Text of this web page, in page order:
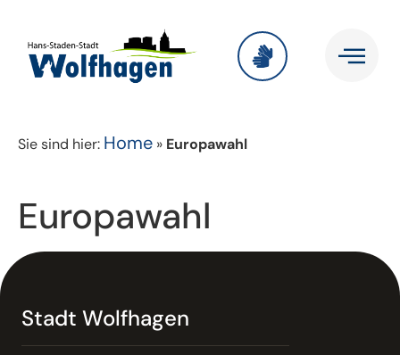
Sie sind hier: Home » Europawahl
Europawahl
Stadt Wolfhagen